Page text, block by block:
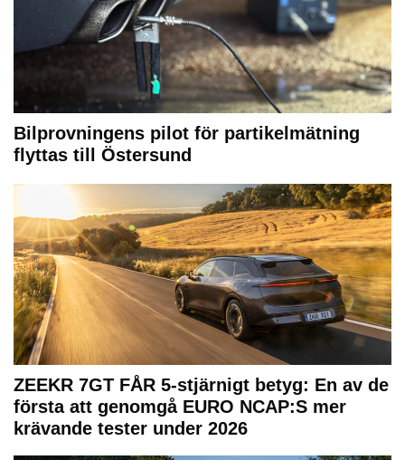
Bilprovningens pilot för partikelmätning
flyttas till Östersund
ZEEKR 7GT FÅR 5-stjärnigt betyg: En av de
första att genomgå EURO NCAP:S mer
krävande tester under 2026